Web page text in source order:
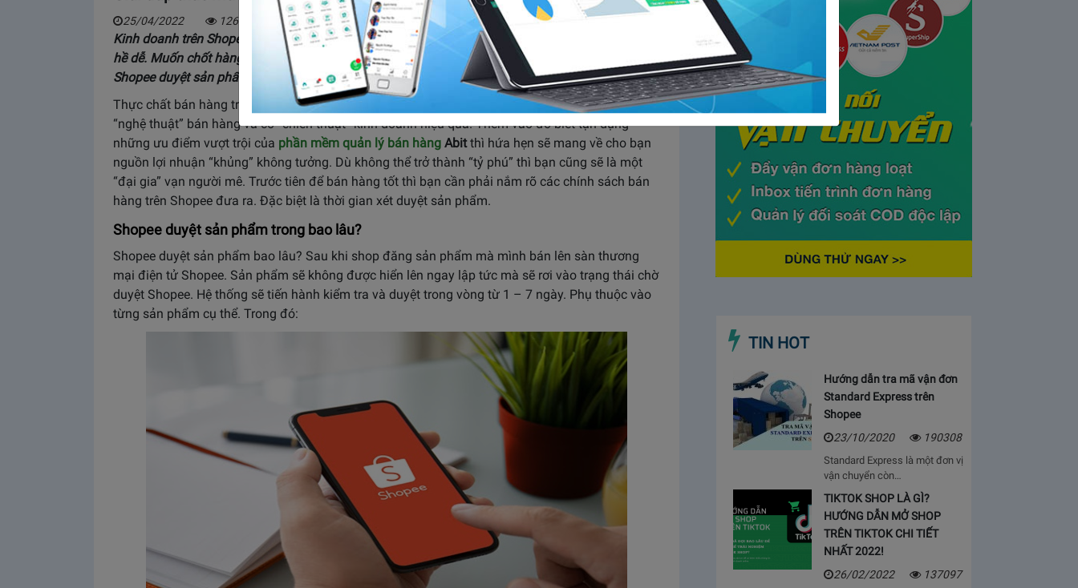
25/04/2022 12697
Kinh doanh trên Shopee không phải là khó nhưng để có được thành công thì lại là chuyện không
hề dễ. Muốn chốt hàng trăm, hàng nghìn đơn mỗi ngày thì trước tiên bạn cần nắm vững được
Shopee duyệt sản phẩm trong bao lâu đã nhé.
Thực chất bán hàng trên Shopee vẫn không khó như bạn vẫn nghĩ đâu. Chỉ cần nắm vững được
“nghệ thuật” bán hàng và có “chiến thuật” kinh doanh hiệu quả. Thêm vào đó biết tận dụng
những ưu điểm vượt trội của phần mềm quản lý bán hàng Abitthì hứa hẹn sẽ mang về cho bạn
nguồn lợi nhuận “khủng” không tưởng. Dù không thể trở thành “tỷ phú” thì bạn cũng sẽ là một
“đại gia” vạn người mê. Trước tiên để bán hàng tốt thì bạn cần phải nắm rõ các chính sách bán
hàng trên Shopee đưa ra. Đặc biệt là thời gian xét duyệt sản phẩm.
Shopee duyệt sản phẩm trong bao lâu?
Shopee duyệt sản phẩm bao lâu? Sau khi shop đăng sản phẩm mà mình bán lên sàn thương
mại điện tử Shopee. Sản phẩm sẽ không được hiển lên ngay lập tức mà sẽ rơi vào trạng thái chờ
duyệt Shopee. Hệ thống sẽ tiến hành kiểm tra và duyệt trong vòng từ 1 – 7 ngày. Phụ thuộc vào
từng sản phẩm cụ thể. Trong đó:
TIN HOT
Hướng dẫn tra mã vận đơn
Standard Express trên
Shopee
23/10/2020
190308
Standard Express là một đơn vị
vận chuyển còn…
TIKTOK SHOP LÀ GÌ?
HƯỚNG DẪN MỞ SHOP
TRÊN TIKTOK CHI TIẾT
NHẤT 2022!
26/02/2022
137097